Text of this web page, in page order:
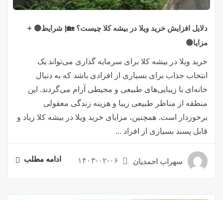
دلایل افزایش خرید ویلا در بیشه کلا چیست؟ 🏡| شرایط🟡 +
مزایا🟢
خرید ویلا در بیشه کلا برای سرمایه گذاری می‌تواند یک
انتخاب جذاب برای بسیاری از افرادی باشد که به دنبال
خانه‌ای با زیبایی‌های طبیعی و محیطی آرام می‌گردند. این
منطقه از مناظر طبیعی زیبا و هزینه زندگی معقولی
برخوردار است. همچنین، مزایای خرید ویلا در بیشه کلا زیاد و
قابل پسند بسیاری از افراد ...
سهراب احمدیان ۱۴۰۳-۰۲-۰۶ ادامه مطلب